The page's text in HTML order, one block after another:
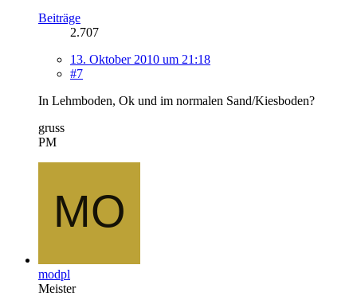
Beiträge
2.707
13. Oktober 2010 um 21:18
#7
In Lehmboden, Ok und im normalen Sand/Kiesboden?
gruss
PM
modpl
Meister